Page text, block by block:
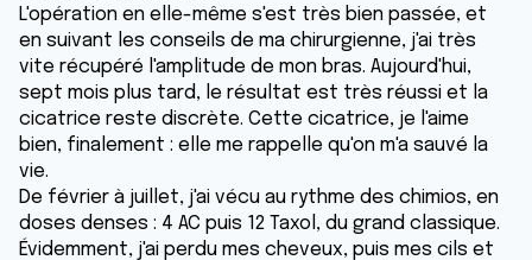
L'opération en elle-même s'est très bien passée, et
en suivant les conseils de ma chirurgienne, j'ai très
vite récupéré l'amplitude de mon bras. Aujourd'hui,
sept mois plus tard, le résultat est très réussi et la
cicatrice reste discrète. Cette cicatrice, je l'aime
bien, finalement : elle me rappelle qu'on m'a sauvé la
vie.
De février à juillet, j'ai vécu au rythme des chimios, en
doses denses : 4 AC puis 12 Taxol, du grand classique.
Évidemment, j'ai perdu mes cheveux, puis mes cils et